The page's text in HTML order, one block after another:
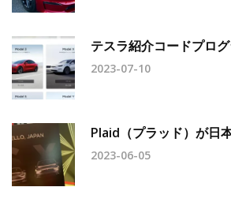
テスラ紹介コードプログ
2023-07-10
Plaid（プラッド）が日
2023-06-05